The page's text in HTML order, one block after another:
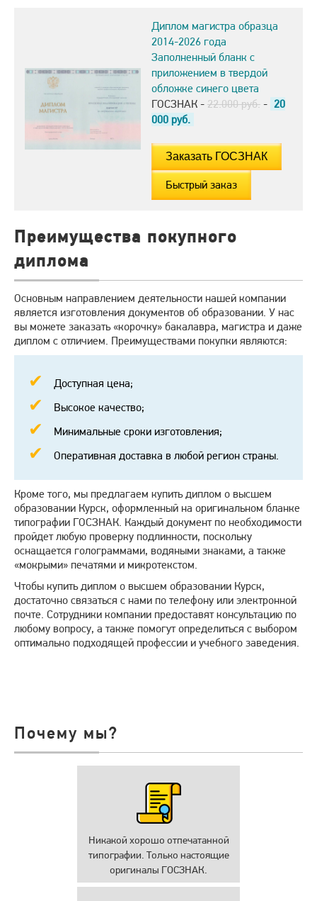
Диплом магистра образца
2014-2026 года
Заполненный бланк с
приложением в твердой
обложке синего цвета
ГОСЗНАК - 22.000 руб. - 20
000 руб.
Быстрый заказ
Преимущества покупного
диплома
Основным направлением деятельности нашей компании
является изготовления документов об образовании. У нас
вы можете заказать «корочку» бакалавра, магистра и даже
диплом с отличием. Преимуществами покупки являются:
Доступная цена;
Высокое качество;
Минимальные сроки изготовления;
Оперативная доставка в любой регион страны.
Кроме того, мы предлагаем купить диплом о высшем
образовании Курск, оформленный на оригинальном бланке
типографии ГОСЗНАК. Каждый документ по необходимости
пройдет любую проверку подлинности, поскольку
оснащается голограммами, водяными знаками, а также
«мокрыми» печатями и микротекстом.
Чтобы купить диплом о высшем образовании Курск,
достаточно связаться с нами по телефону или электронной
почте. Сотрудники компании предоставят консультацию по
любому вопросу, а также помогут определиться с выбором
оптимально подходящей профессии и учебного заведения.
Почему мы?
Никакой хорошо отпечатанной
типографии. Только настоящие
оригиналы ГОСЗНАК.